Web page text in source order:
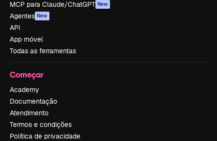
MCP para Claude/ChatGPT New
Agentes New
API
App móvel
Todas as ferramentas
Começar
Academy
Documentação
Atendimento
Termos e condições
Política de privacidade